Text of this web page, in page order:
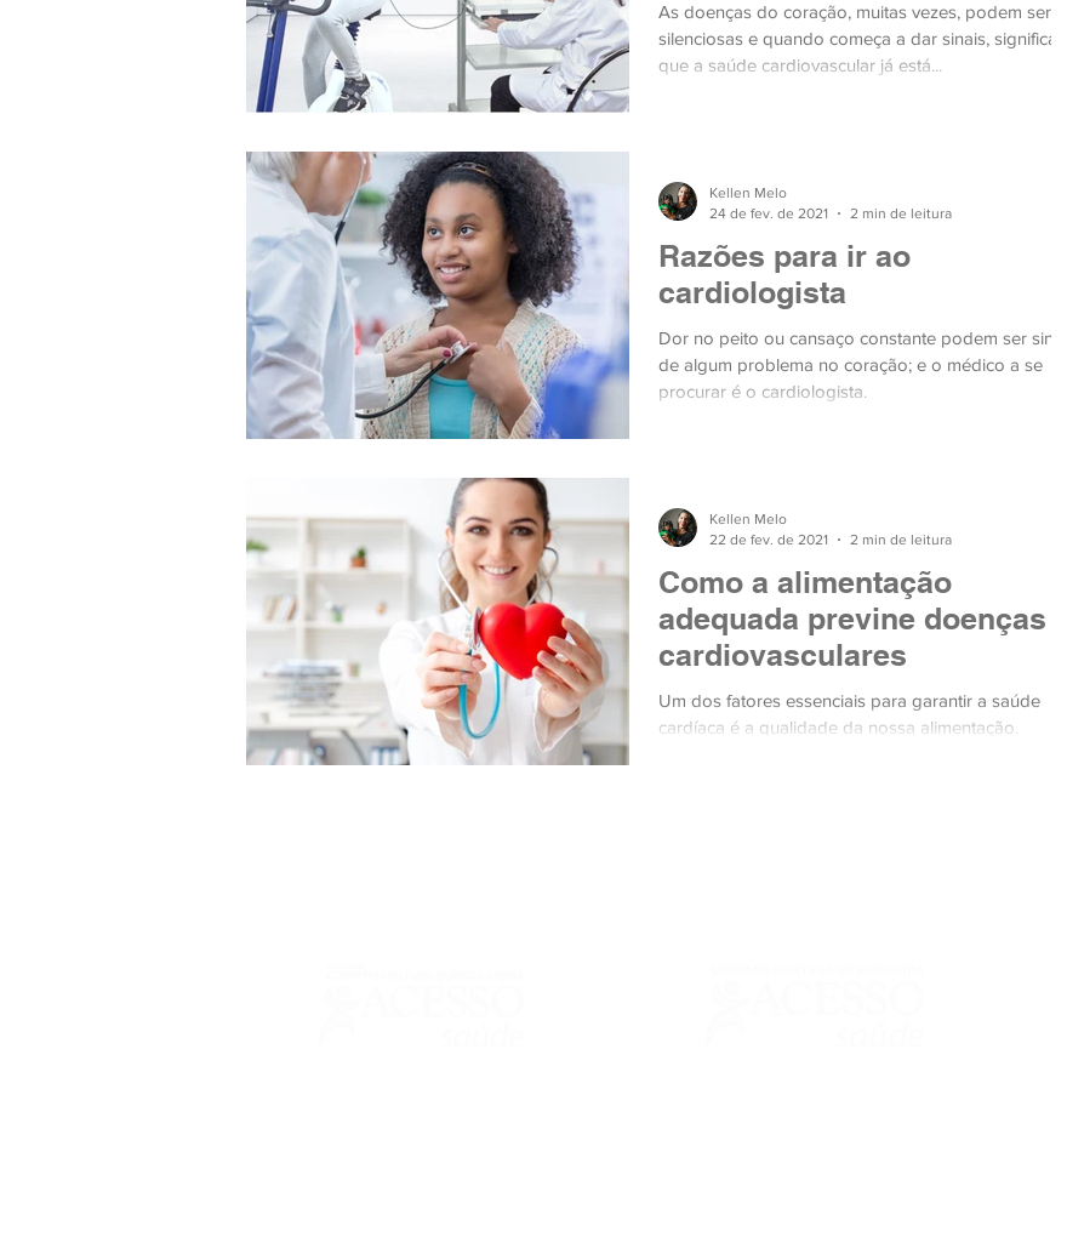
As doenças do coração, muitas vezes, podem ser
silenciosas e quando começa a dar sinais, significa
que a saúde cardiovascular já está...
Razões para ir ao
cardiologista
Dor no peito ou cansaço constante podem ser sinais
de algum problema no coração; e o médico a se
procurar é o cardiologista.
Kellen Melo
24 de fev. de 2021
2 min de leitura
Como a alimentação
adequada previne doenças
cardiovasculares
Um dos fatores essenciais para garantir a saúde
cardíaca é a qualidade da nossa alimentação.
Kellen Melo
22 de fev. de 2021
2 min de leitura